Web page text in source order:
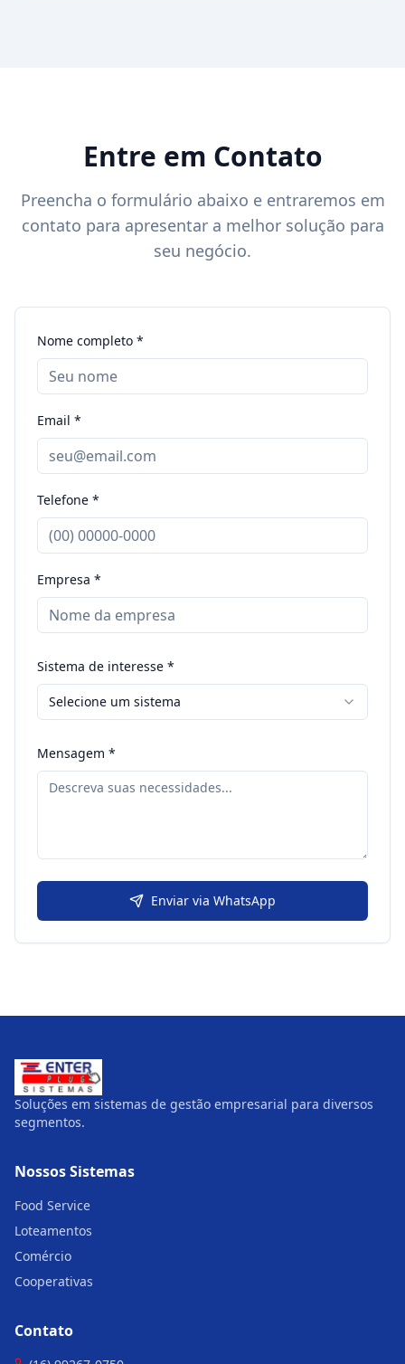
Entre em Contato
Preencha o formulário abaixo e entraremos em
contato para apresentar a melhor solução para
seu negócio.
Nome completo *
Email *
Telefone *
Empresa *
Sistema de interesse *
Selecione um sistema
Mensagem *
Enviar via WhatsApp
Soluções em sistemas de gestão empresarial para diversos
segmentos.
Nossos Sistemas
Food Service
Loteamentos
Comércio
Cooperativas
Contato